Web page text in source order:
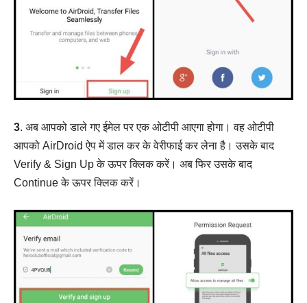
3. अब आपको डाले गए ईमेल पर एक ओटीपी आएगा होगा। वह ओटीपी
आपको AirDroid ऐप में डाल कर के वेरीफाई कर लेना है। उसके बाद
Verify & Sign Up के ऊपर क्लिक करें। अब फिर उसके बाद
Continue के ऊपर क्लिक करें।